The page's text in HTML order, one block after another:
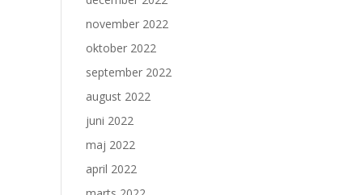
november 2022
oktober 2022
september 2022
august 2022
juni 2022
maj 2022
april 2022